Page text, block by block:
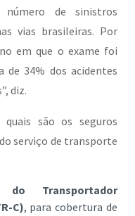
de sinistros
vias brasileiras. Por
em que o exame foi
de 34% dos acidentes
diz.
são os seguros
serviço de transporte
do Transportador
C), para cobertura de